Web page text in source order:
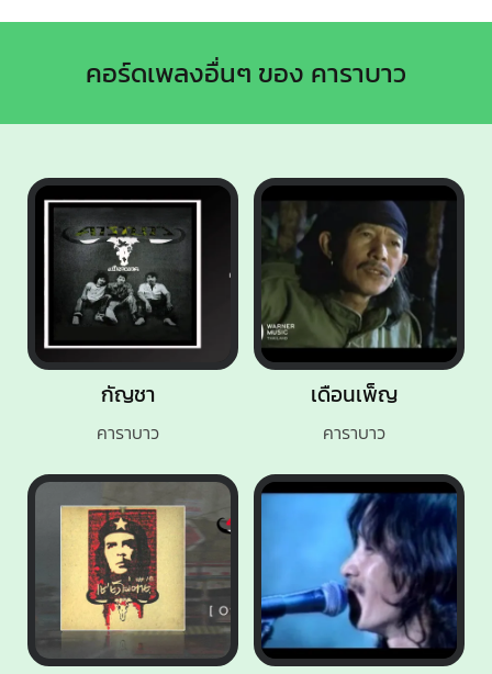
คอร์ดเพลงอื่นๆ ของ คาราบาว
กัญชา
คาราบาว
เดือนเพ็ญ
คาราบาว